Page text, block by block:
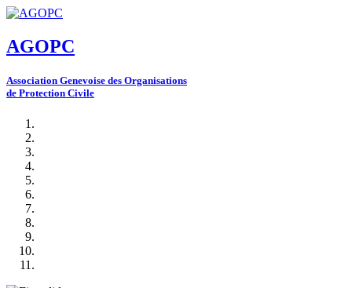
AGOPC
Association Genevoise des Organisations
de Protection Civile